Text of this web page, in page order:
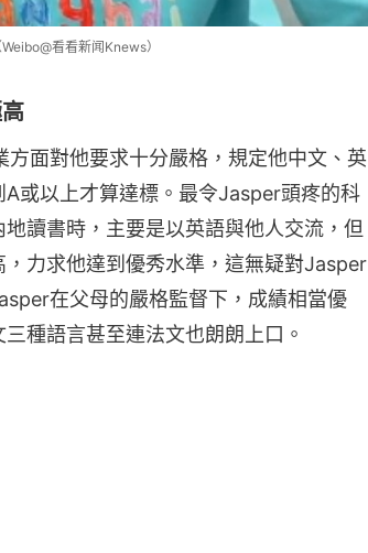
看看新闻Knews）
面對他要求十分嚴格，規定他中文、英
或以上才算達標。最令Jasper頭疼的科
讀書時，主要是以英語與他人交流，但
力求他達到優秀水準，這無疑對Jasper
在父母的嚴格監督下，成績相當優
種語言甚至連法文也朗朗上口。